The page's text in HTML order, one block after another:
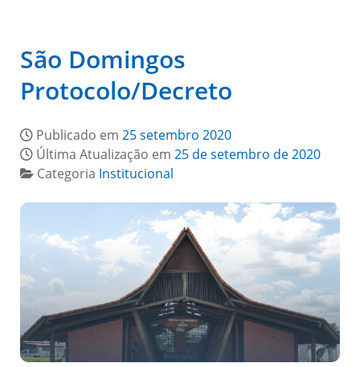
São Domingos
Protocolo/Decreto
Publicado em 25 setembro 2020
Última Atualização em 25 de setembro de 2020
Categoria Institucional